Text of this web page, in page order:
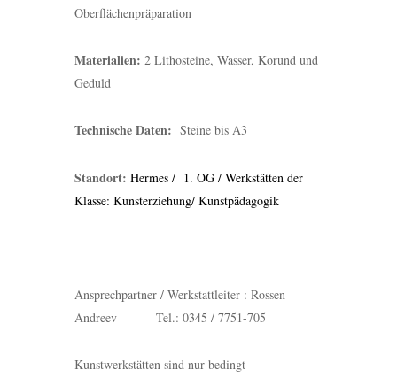
Oberflächenpräparation
Materialien: 2 Lithosteine, Wasser, Korund und
Geduld
Technische Daten: Steine bis A3
Standort: Hermes / 1. OG / Werkstätten der
Klasse: Kunsterziehung/ Kunstpädagogik
Ansprechpartner / Werkstattleiter : Rossen
Andreev Tel.: 0345 / 7751-705
Kunstwerkstätten sind nur bedingt